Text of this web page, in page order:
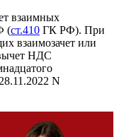
взаимных
(ст.410 ГК РФ). При
взаимозачет или
НДС
N